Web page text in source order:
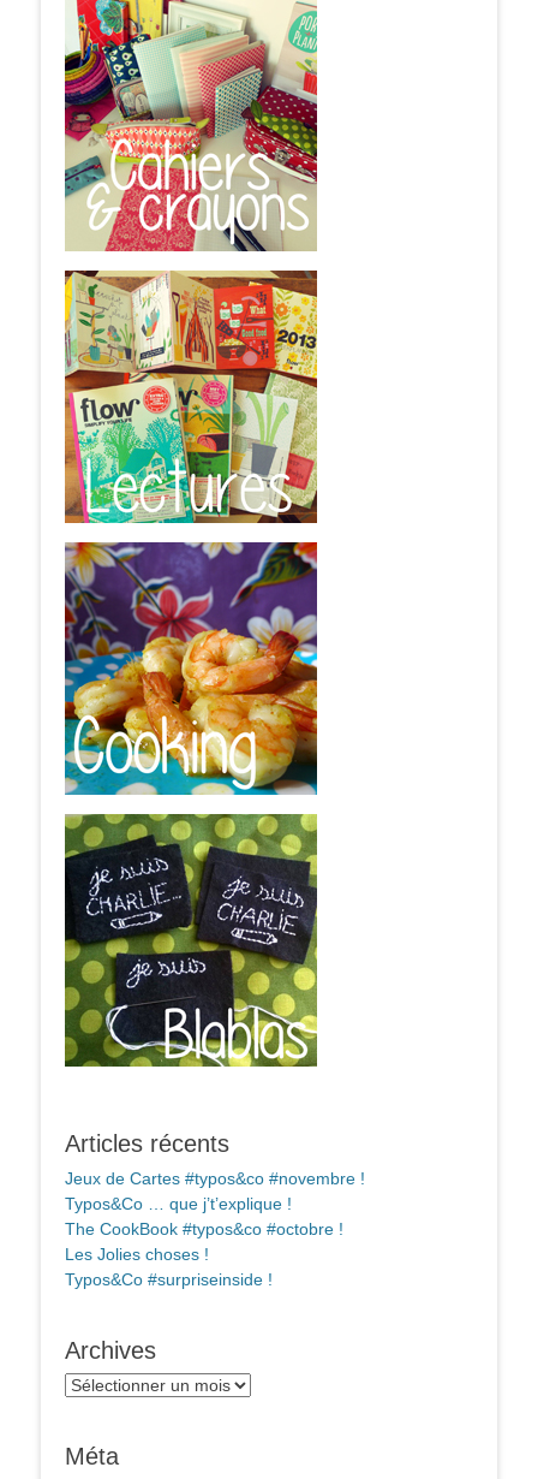
Articles récents
Jeux de Cartes #typos&co #novembre !
Typos&Co … que j’t’explique !
The CookBook #typos&co #octobre !
Les Jolies choses !
Typos&Co #surpriseinside !
Archives
Archives
Méta